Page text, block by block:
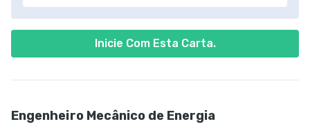
Inicie Com Esta Carta.
Engenheiro Mecânico de Energia